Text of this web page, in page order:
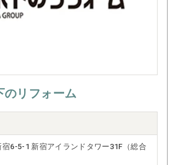
のリフォーム
6-5-1 新宿アイランドタワー31F（総合